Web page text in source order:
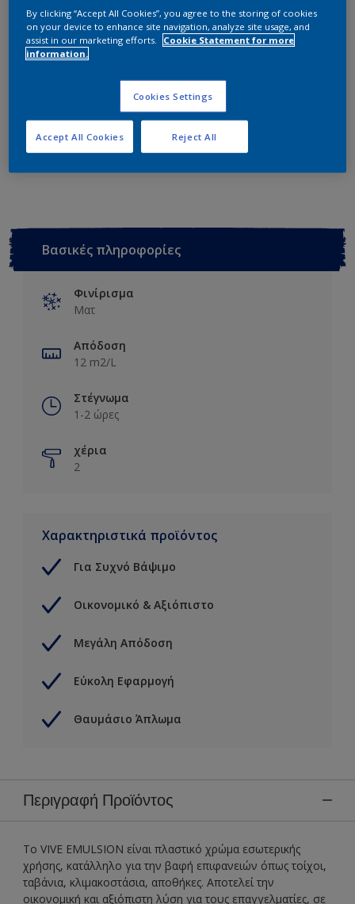
0.73L
3L
8.7L
Ποσότητα Υπολογισμός χρώματος
Υπολογισμός
Προσθήκη στο Workspace
Εύρεση Καταστήματος
Βασικές πληροφορίες
Φινίρισμα
Ματ
Απόδοση
12 m2/L
Στέγνωμα
1-2 ώρες
χέρια
2
Χαρακτηριστικά προϊόντος
Για Συχνό Βάψιμο
Οικονομικό & Αξιόπιστο
Μεγάλη Απόδοση
Εύκολη Εφαρμογή
Θαυμάσιο Άπλωμα
Περιγραφή Προϊόντος
Tο VIVE EMULSION είναι πλαστικό χρώμα εσωτερικής
χρήσης, κατάλληλο για την βαφή επιφανειών όπως τοίχοι,
ταβάνια, κλιμακοστάσια, αποθήκες. Αποτελεί την
οικονομική και αξιόπιστη λύση για τους επαγγελματίες, σε
By clicking “Accept All Cookies”, you agree to the storing of cookies
on your device to enhance site navigation, analyze site usage, and
assist in our marketing efforts.
Cookie Statement for more
information.
Cookies Settings
Reject All
Accept All Cookies